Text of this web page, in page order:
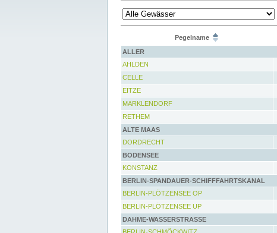
Pegelname
ALLER
AHLDEN
CELLE
EITZE
MARKLENDORF
RETHEM
ALTE MAAS
DORDRECHT
BODENSEE
KONSTANZ
BERLIN-SPANDAUER-SCHIFFFAHRTSKANAL
BERLIN-PLÖTZENSEE OP
BERLIN-PLÖTZENSEE UP
DAHME-WASSERSTRASSE